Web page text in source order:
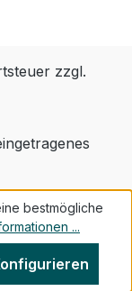
zzgl.
bestmögliche
...